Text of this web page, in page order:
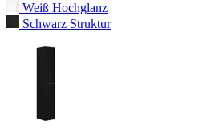
Weiß Hochglanz
Schwarz Struktur